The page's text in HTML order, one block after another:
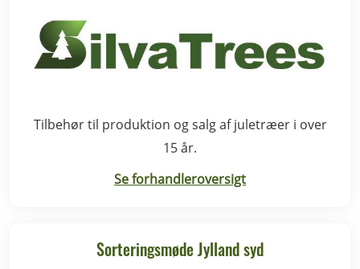
Tilbehør til produktion og salg af juletræer i over
15 år.
Se forhandleroversigt
Sorteringsmøde Jylland syd